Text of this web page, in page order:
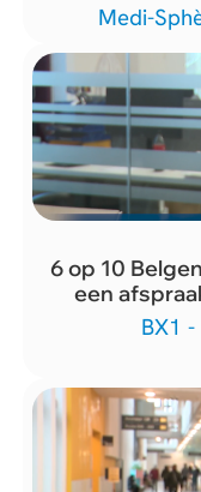
Medi-
6 op 10
een
BX1